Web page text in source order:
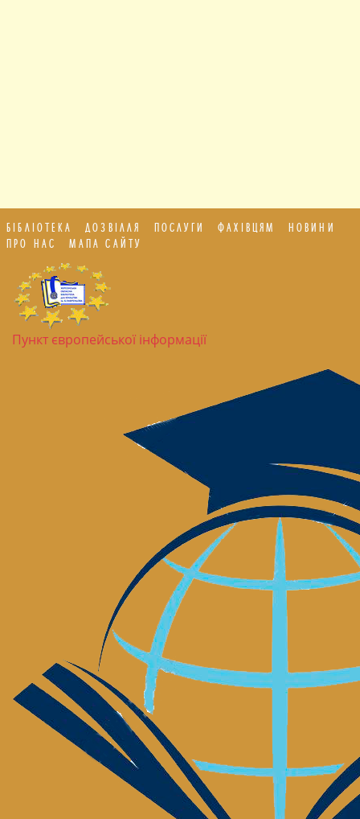
БІБЛІОТЕКА ДОЗВІЛЛЯ ПОСЛУГИ ФАХІВЦЯМ
НОВИНИ
ПРО НАС
МАПА САЙТУ
Пункт європейської інформації